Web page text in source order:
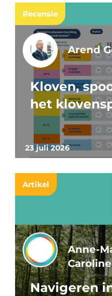
Recensie
23 juli 2026
Arend
Kloven,
het
Artikel
Anne-
Navigeren